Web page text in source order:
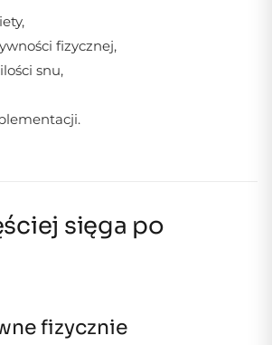
fizycznej,
snu,
sięga po
fizycznie